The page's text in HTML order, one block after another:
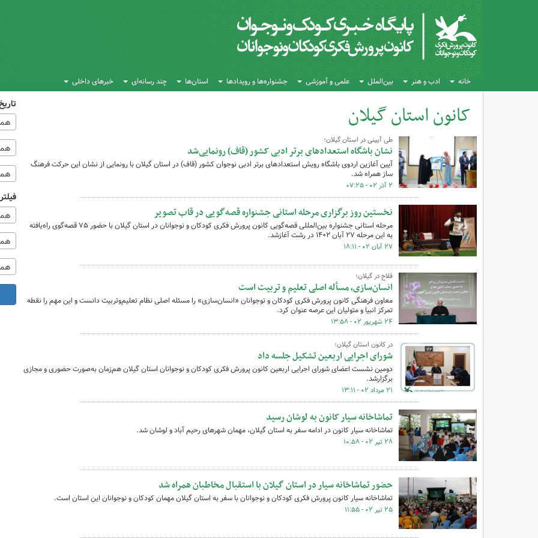
خانه ادب و هنر بین‌الملل علمی و آموزشی جشنواره‌ها و رویدادها استان‌ها چند رسانه‌ای خبرهای داخلی
کانون استان گیلان
کل اخبار:268 طی آیینی در استان گیلان؛
نشان باشگاه استعدادهای برتر ادبی کشور (قاف) رونمایی‌شد
آیین آغازین اردوی باشگاه رویش استعدادهای برتر ادبی نوجوان کشور (قاف) در استان گیلان با رونمایی از نشان این حرکت فرهنگ
ساز همراه ‌شد.
۲ آذر ۰۲ - ۰۷:۲۵
نخستین روز برگزاری مرحله استانی جشنواره قصه‌گویی در قاب تصویر
مرحله استانی جشنواره بین‌المللی قصه‌گویی کانون پرورش فکری کودکان و نوجوانان در استان گیلان با حضور ۷۵ قصه‌گوی راه‌یافته
به این مرحله ۲۷ آبان ۱۴۰۲ در رشت آغازشد.
۲۷ آبان ۰۲ - ۱۸:۱۱
فلاح در گیلان؛
انسان‌سازی، مسأله اصلی تعلیم و تربیت است
معاون فرهنگی کانون پرورش فکری کودکان و نوجوانان «انسان‌سازی» را مسئله اصلی نظام تعلیم‌وتربیت دانست و این مهم را نقطه
تمرکز انبیا و متولیان این عرصه عنوان کرد.
۲۴ شهریور ۰۲ - ۱۳:۵۸
در کانون استان گیلان؛
شورای اجرایی اربعین تشکیل جلسه داد
دومین نشست اعضای شورای اجرایی اربعین کانون پرورش فکری کودکان و نوجوانان استان گیلان هم‌زمان به‌صورت حضوری و مجازی
برگزارشد.
۲۱ مرداد ۰۲ - ۱۳:۱۱
تماشاخانه سیار کانون به لوشان رسید
تماشاخانه سیار کانون در ادامه سفر به استان گیلان، مهمان شهرهای رحیم آباد و لوشان شد.
۲۸ تیر ۰۲ - ۱۰:۵۸
حضور تماشاخانه سیار در استان گیلان با استقبال مخاطبان همراه شد
تماشاخانه سیار کانون پرورش فکری کودکان و نوجوانان با سفر به استان گیلان مهمان کودکان و نوجوانان این استان است.
۲۵ تیر ۰۲ - ۱۱:۵۵